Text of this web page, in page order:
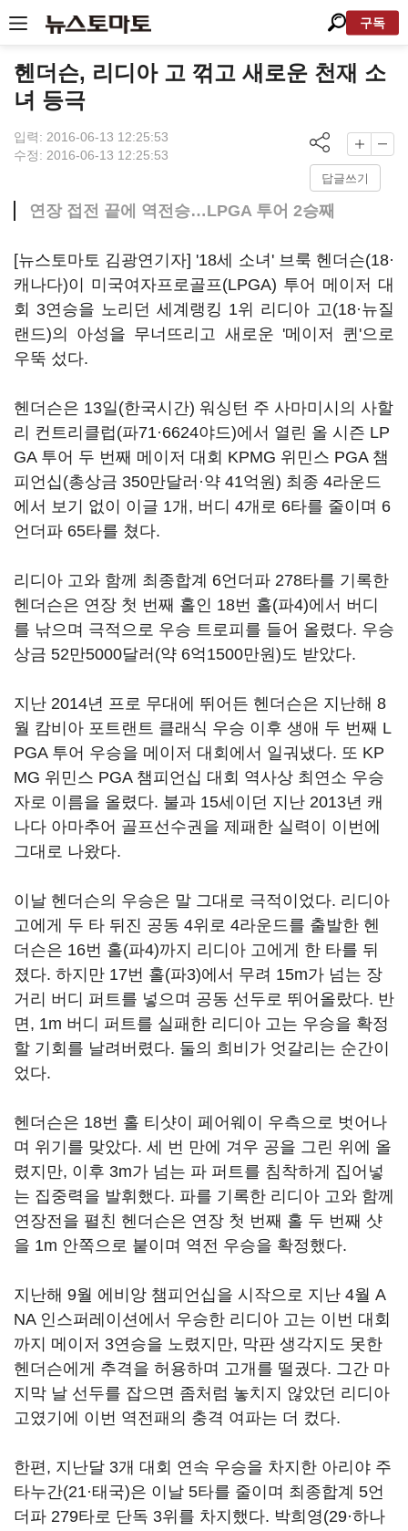
구독
헨더슨, 리디아 고 꺾고 새로운 천재 소
녀 등극
입력: 2016-06-13 12:25:53
수정: 2016-06-13 12:25:53
답글쓰기
연장 접전 끝에 역전승…LPGA 투어 2승째
[뉴스토마토 김광연기자] '18세 소녀' 브룩 헨더슨(18·
캐나다)이 미국여자프로골프(LPGA) 투어 메이저 대
회 3연승을 노리던 세계랭킹 1위 리디아 고(18·뉴질
랜드)의 아성을 무너뜨리고 새로운 '메이저 퀸'으로
우뚝 섰다.
헨더슨은 13일(한국시간) 워싱턴 주 사마미시의 사할
리 컨트리클럽(파71·6624야드)에서 열린 올 시즌 LP
GA 투어 두 번째 메이저 대회 KPMG 위민스 PGA 챔
피언십(총상금 350만달러·약 41억원) 최종 4라운드
에서 보기 없이 이글 1개, 버디 4개로 6타를 줄이며 6
언더파 65타를 쳤다.
리디아 고와 함께 최종합계 6언더파 278타를 기록한
헨더슨은 연장 첫 번째 홀인 18번 홀(파4)에서 버디
를 낚으며 극적으로 우승 트로피를 들어 올렸다. 우승
상금 52만5000달러(약 6억1500만원)도 받았다.
지난 2014년 프로 무대에 뛰어든 헨더슨은 지난해 8
월 캄비아 포트랜트 클래식 우승 이후 생애 두 번째 L
PGA 투어 우승을 메이저 대회에서 일궈냈다. 또 KP
MG 위민스 PGA 챔피언십 대회 역사상 최연소 우승
자로 이름을 올렸다. 불과 15세이던 지난 2013년 캐
나다 아마추어 골프선수권을 제패한 실력이 이번에
그대로 나왔다.
이날 헨더슨의 우승은 말 그대로 극적이었다. 리디아
고에게 두 타 뒤진 공동 4위로 4라운드를 출발한 헨
더슨은 16번 홀(파4)까지 리디아 고에게 한 타를 뒤
졌다. 하지만 17번 홀(파3)에서 무려 15m가 넘는 장
거리 버디 퍼트를 넣으며 공동 선두로 뛰어올랐다. 반
면, 1m 버디 퍼트를 실패한 리디아 고는 우승을 확정
할 기회를 날려버렸다. 둘의 희비가 엇갈리는 순간이
었다.
헨더슨은 18번 홀 티샷이 페어웨이 우측으로 벗어나
며 위기를 맞았다. 세 번 만에 겨우 공을 그린 위에 올
렸지만, 이후 3m가 넘는 파 퍼트를 침착하게 집어넣
는 집중력을 발휘했다. 파를 기록한 리디아 고와 함께
연장전을 펼친 헨더슨은 연장 첫 번째 홀 두 번째 샷
을 1m 안쪽으로 붙이며 역전 우승을 확정했다.
지난해 9월 에비앙 챔피언십을 시작으로 지난 4월 A
NA 인스퍼레이션에서 우승한 리디아 고는 이번 대회
까지 메이저 3연승을 노렸지만, 막판 생각지도 못한
헨더슨에게 추격을 허용하며 고개를 떨궜다. 그간 마
지막 날 선두를 잡으면 좀처럼 놓치지 않았던 리디아
고였기에 이번 역전패의 충격 여파는 더 컸다.
한편, 지난달 3개 대회 연속 우승을 차지한 아리야 주
타누간(21·태국)은 이날 5타를 줄이며 최종합계 5언
더파 279타로 단독 3위를 차지했다. 박희영(29·하나